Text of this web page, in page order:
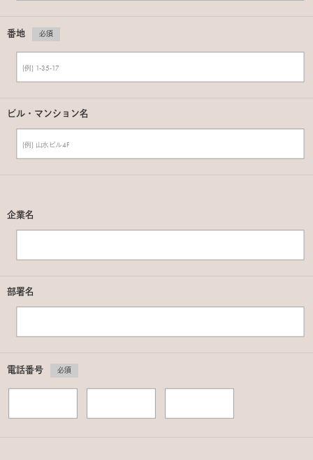
番地 必須
ビル・マンション名
企業名
部署名
電話番号 必須